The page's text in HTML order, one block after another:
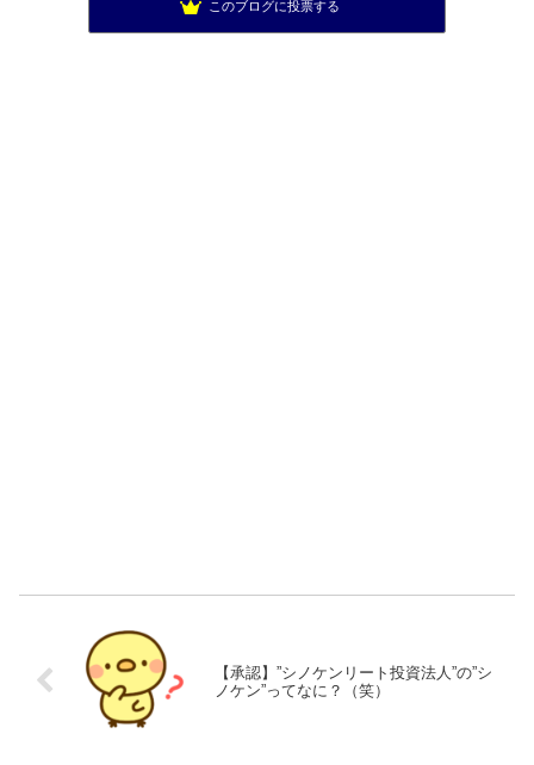
このブログに投票する
【承認】”シノケンリート投資法人”の”シ
ノケン”ってなに？（笑）